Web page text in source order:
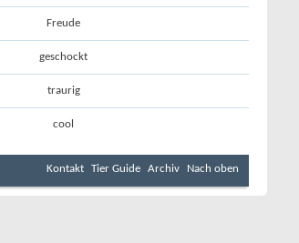
Freude
geschockt
traurig
cool
Kontakt Tier Guide Archiv Nach oben